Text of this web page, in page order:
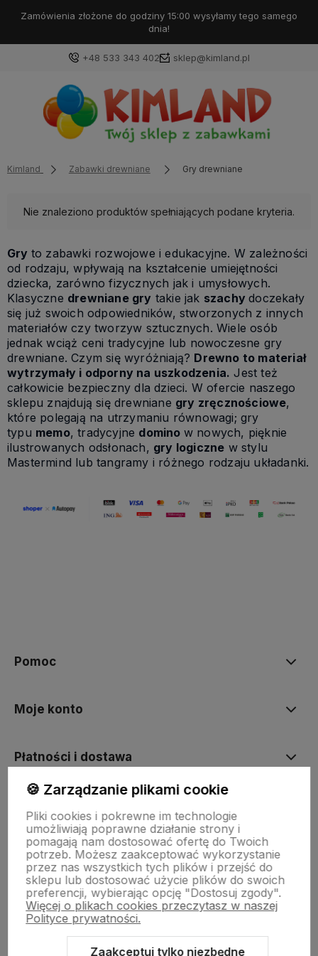
Zamówienia złożone do godziny 15:00 wysyłamy tego samego
dnia!
+48 533 343 402 sklep@kimland.pl
Kimland Zabawki drewniane Gry drewniane
Nie znaleziono produktów spełniających podane kryteria.
Gry to zabawki rozwojowe i edukacyjne. W zależności
od rodzaju, wpływają na kształcenie umiejętności
dziecka, zarówno fizycznych jak i umysłowych.
Klasyczne drewniane gry takie jak szachydoczekały
się już swoich odpowiedników, stworzonych z innych
materiałów czy tworzyw sztucznych. Wiele osób
jednak wciąż ceni tradycyjne lub nowoczesne gry
drewniane. Czym się wyróżniają? Drewno to materiał
wytrzymały i odporny na uszkodzenia. Jest też
całkowicie bezpieczny dla dzieci. W ofercie naszego
sklepu znajdują się drewniane gry zręcznościowe,
które polegają na utrzymaniu równowagi; gry
typu memo, tradycyjne domino w nowych, pięknie
ilustrowanych odsłonach, gry logiczne w stylu
Mastermind lub tangramy i różnego rodzaju układanki.
Pomoc
Moje konto
Płatności i dostawa
O nas
🍪 Zarządzanie plikami cookie
Pliki cookies i pokrewne im technologie
umożliwiają poprawne działanie strony i
pomagają nam dostosować ofertę do Twoich
potrzeb. Możesz zaakceptować wykorzystanie
przez nas wszystkich tych plików i przejść do
sklepu lub dostosować użycie plików do swoich
preferencji, wybierając opcję "Dostosuj zgody".
Więcej o plikach cookies przeczytasz w naszej
Polityce prywatności.
Zaakceptuj tylko niezbędne